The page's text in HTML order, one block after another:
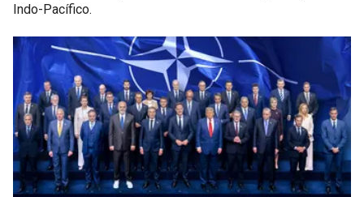
Indo-Pacífico.